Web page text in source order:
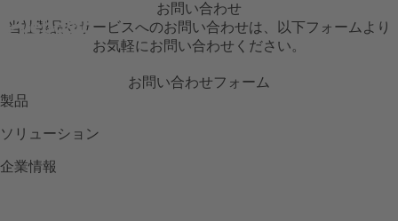
製品
ソリューション
企業情報
お問い合わせ
当社製品やサービスへのお問い合わせは、以下フォームより
お気軽にお問い合わせください。
お問い合わせフォーム